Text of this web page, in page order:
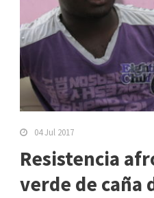
04 Jul 2017
Resistencia
verde de caña